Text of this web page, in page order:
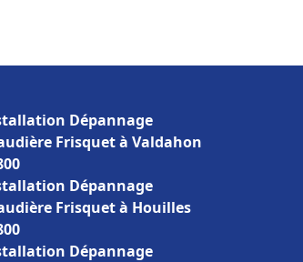
Dépannage
Frisquet à Valdahon
Dépannage
Frisquet à Houilles
Dépannage